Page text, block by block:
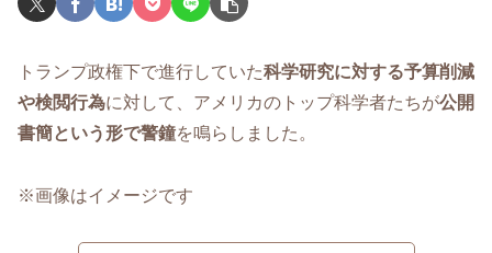
トランプ政権下で進行していた科学研究に対する予算削減
や検閲行為に対して、アメリカのトップ科学者たちが公開
書簡という形で警鐘を鳴らしました。
※画像はイメージです